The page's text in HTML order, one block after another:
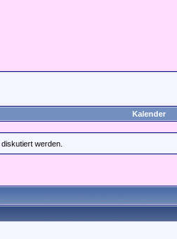
Kalender
werden.